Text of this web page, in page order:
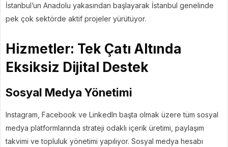
İstanbul’un Anadolu yakasından başlayarak İstanbul genelinde
pek çok sektörde aktif projeler yürütüyor.
Hizmetler: Tek Çatı Altında
Eksiksiz Dijital Destek
Sosyal Medya Yönetimi
Instagram, Facebook ve LinkedIn başta olmak üzere tüm sosyal
medya platformlarında strateji odaklı içerik üretimi, paylaşım
takvimi ve topluluk yönetimi yapılıyor. Sosyal medya hesabı